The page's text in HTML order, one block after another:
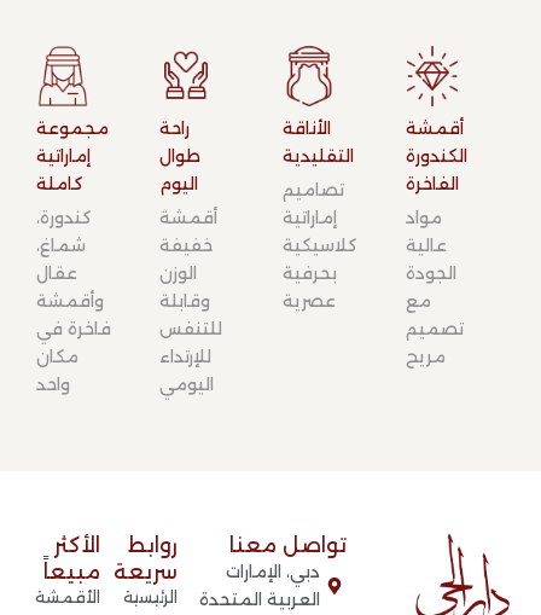
أقمشة
الكندورة
الفاخرة​
مواد
عالية
الجودة
مع
تصميم
مريح
الأناقة
التقليدية​
تصاميم
إماراتية
كلاسيكية
بحرفية
عصرية
راحة
طوال
اليوم​
أقمشة
خفيفة
الوزن
وقابلة
للتنفس
للإرتداء
اليومي
مجموعة
إماراتية
كاملة​
كندورة،
شماغ،
عقال
وأقمشة
فاخرة في
مكان
واحد
تواصل معنا​
دبي، الإمارات
العربية المتحدة​
روابط
سريعة​
الرئيسية
الأكثر
مبيعاً
الأقمشة